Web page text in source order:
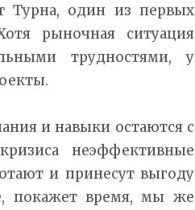
Турна, один из первых
рыночная ситуация
трудностями, у
и навыки остаются с
неэффективные
и принесут выгоду
покажет время, мы же